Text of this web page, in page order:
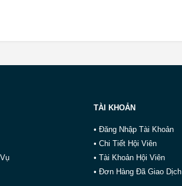
TÀI KHOẢN
• Đăng Nhập Tài Khoản
• Chi Tiết Hội Viên
• Tài Khoản Hội Viên
• Đơn Hàng Đã Giao Dịch